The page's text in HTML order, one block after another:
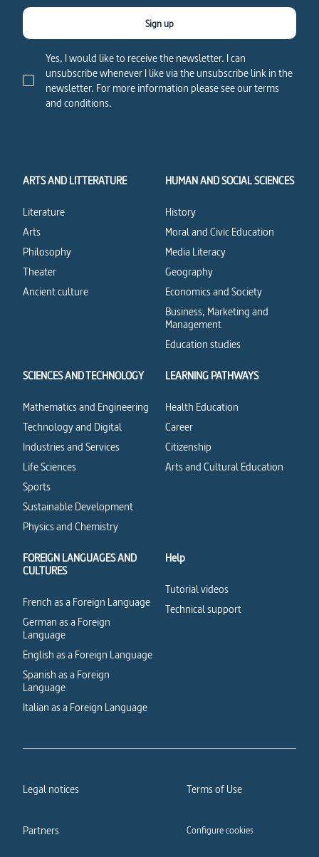
Yes, I would like to receive the newsletter. I can
unsubscribe whenever I like via the unsubscribe link in the
newsletter. For more information please see our terms
and conditions.
Sign up
ARTS AND LITTERATURE
Literature
Arts
Philosophy
Theater
Ancient culture
HUMAN AND SOCIAL SCIENCES
History
Moral and Civic Education
Media Literacy
Geography
Economics and Society
Business, Marketing and
Management
Education studies
SCIENCES AND TECHNOLOGY
Mathematics and Engineering
Technology and Digital
Industries and Services
Life Sciences
Sports
Sustainable Development
Physics and Chemistry
LEARNING PATHWAYS
Health Education
Career
Citizenship
Arts and Cultural Education
FOREIGN LANGUAGES AND
CULTURES
French as a Foreign Language
German as a Foreign
Language
English as a Foreign Language
Spanish as a Foreign
Language
Italian as a Foreign Language
Help
Tutorial videos
Technical support
Legal notices Terms of Use
Partners Configure cookies